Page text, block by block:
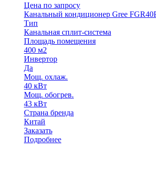
Цена по запросу
Канальный кондиционер Gree
Тип
Канальная сплит-система
Площадь помещения
400 м2
Инвертор
Да
Мощ. охлаж.
40 кВт
Мощ. обогрев.
43 кВт
Страна бренда
Китай
Заказать
Подробнее